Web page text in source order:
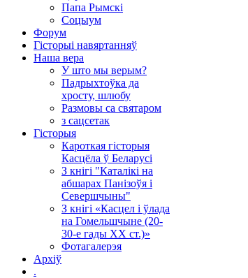
Папа Рымскі
Соцыум
Форум
Гісторыі навяртанняў
Наша вера
У што мы верым?
Падрыхтоўка да
хросту, шлюбу
Размовы са святаром
з сацсетак
Гісторыя
Кароткая гісторыя
Касцёла ў Беларусі
З кнігі "Каталікі на
абшарах Панізоўя і
Севершчыны"
З кнігі «Касцел і ўлада
на Гомельшчыне (20-
30-е гады ХХ ст.)»
Фотагалерэя
Архіў
.